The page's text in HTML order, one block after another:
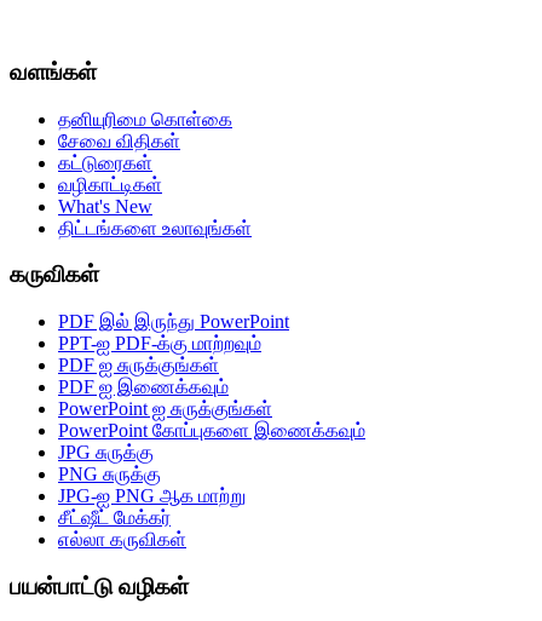
வளங்கள்
தனியுரிமை கொள்கை
சேவை விதிகள்
கட்டுரைகள்
வழிகாட்டிகள்
What's New
திட்டங்களை உலாவுங்கள்
கருவிகள்
PDF இல் இருந்து PowerPoint
PPT-ஐ PDF-க்கு மாற்றவும்
PDF ஐ சுருக்குங்கள்
PDF ஐ இணைக்கவும்
PowerPoint ஐ சுருக்குங்கள்
PowerPoint கோப்புகளை இணைக்கவும்
JPG சுருக்கு
PNG சுருக்கு
JPG-ஐ PNG ஆக மாற்று
சீட்ஷீட் மேக்கர்
எல்லா கருவிகள்
பயன்பாட்டு வழிகள்